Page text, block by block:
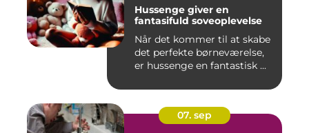
Hussenge giver en
fantasifuld soveoplevelse
Når det kommer til at skabe
det perfekte børneværelse,
er hussenge en fantastisk ...
07. sep